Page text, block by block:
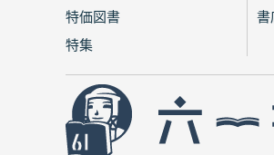
特価図書
特集
書